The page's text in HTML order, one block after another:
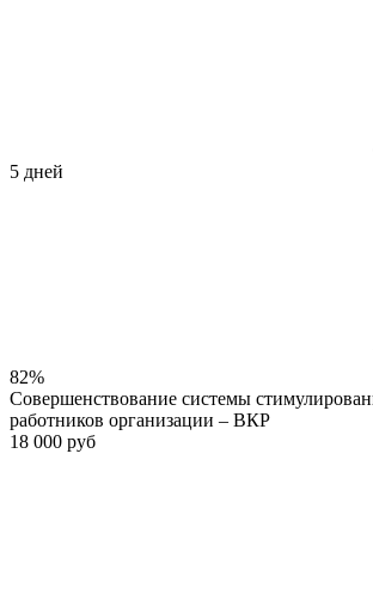
5 дней
82%
Совершенствование системы
работников организации – ВКР
18 000 руб